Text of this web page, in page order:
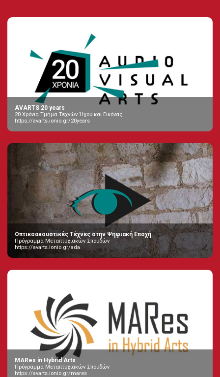
AVARTS 20 years
20 Χρόνια Τμήμα Τεχνών Ήχου και Εικόνας
https://avarts.ionio.gr/20years
Οπτικοακουστικές Τέχνες στην Ψηφιακή Εποχή
Πρόγραμμα Μεταπτυχιακών Σπουδών
https://avarts.ionio.gr/ada
MARes in Hybrid Arts
Πρόγραμμα Μεταπτυχιακών Σπουδών
https://avarts.ionio.gr/mares